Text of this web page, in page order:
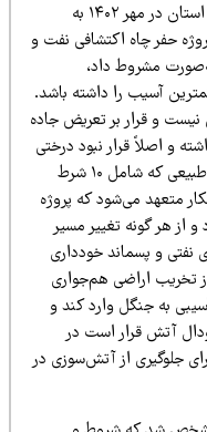
او توضیح می‌دهد: «اداره کل منابع طبیعی استان در مهر ۱۴۰۲ به
چاه اکتشافی نفت و
مشروط داد،
را داشته باشد.
قرار بر تعریض جاده
قرار نبود درختی
قطع شود.» بر اساس مجوز اداره کل منابع طبیعی که شامل ۱۰ شرط
می‌شود که پروژه
گونه تغییر مسیر
پسماند خودداری
اراضی هم‌جواری
جنگل وارد کند و
قرار است در
از آتش‌سوزی در